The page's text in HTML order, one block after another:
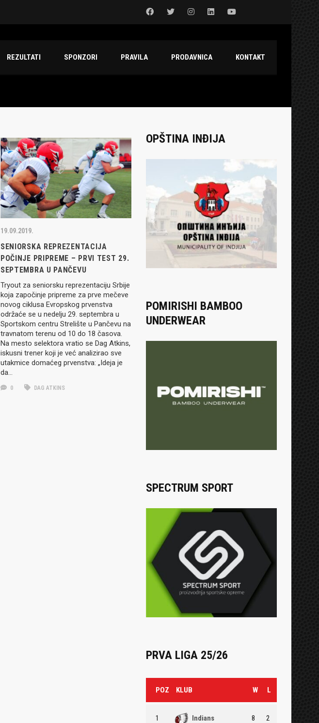
REZULTATI SPONZORI PRAVILA PRODAVNICA KONTAKT
19.09.2019.
SENIORSKA REPREZENTACIJA
POČINJE PRIPREME – PRVI TEST 29.
SEPTEMBRA U PANČEVU
Tryout za seniorsku reprezentaciju Srbije
koja započinje pripreme za prve mečeve
novog ciklusa Evropskog prvenstva
održaće se u nedelju 29. septembra u
Sportskom centru Strelište u Pančevu na
travnatom terenu od 10 do 18 časova.
Na mesto selektora vratio se Dag Atkins,
iskusni trener koji je već analizirao sve
utakmice domaćeg prvenstva: „Ideja je
da…
0 DAG ATKINS
OPŠTINA INĐIJA
POMIRISHI BAMBOO
UNDERWEAR
SPECTRUM SPORT
PRVA LIGA 25/26
POZ KLUB W L
1 Indians 8 2